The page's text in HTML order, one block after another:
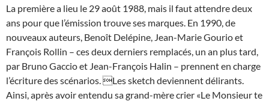
La première a lieu le 29 août 1988, mais il faut attendre deux
ans pour que l’émission trouve ses marques. En 1990, de
nouveaux auteurs, Benoît Delépine, Jean-Marie Gourio et
François Rollin – ces deux derniers remplacés, un an plus tard,
par Bruno Gaccio et Jean-François Halin – prennent en charge
l’écriture des scénarios. Les sketch deviennent délirants.
Ainsi, après avoir entendu sa grand-mère crier «Le Monsieur te